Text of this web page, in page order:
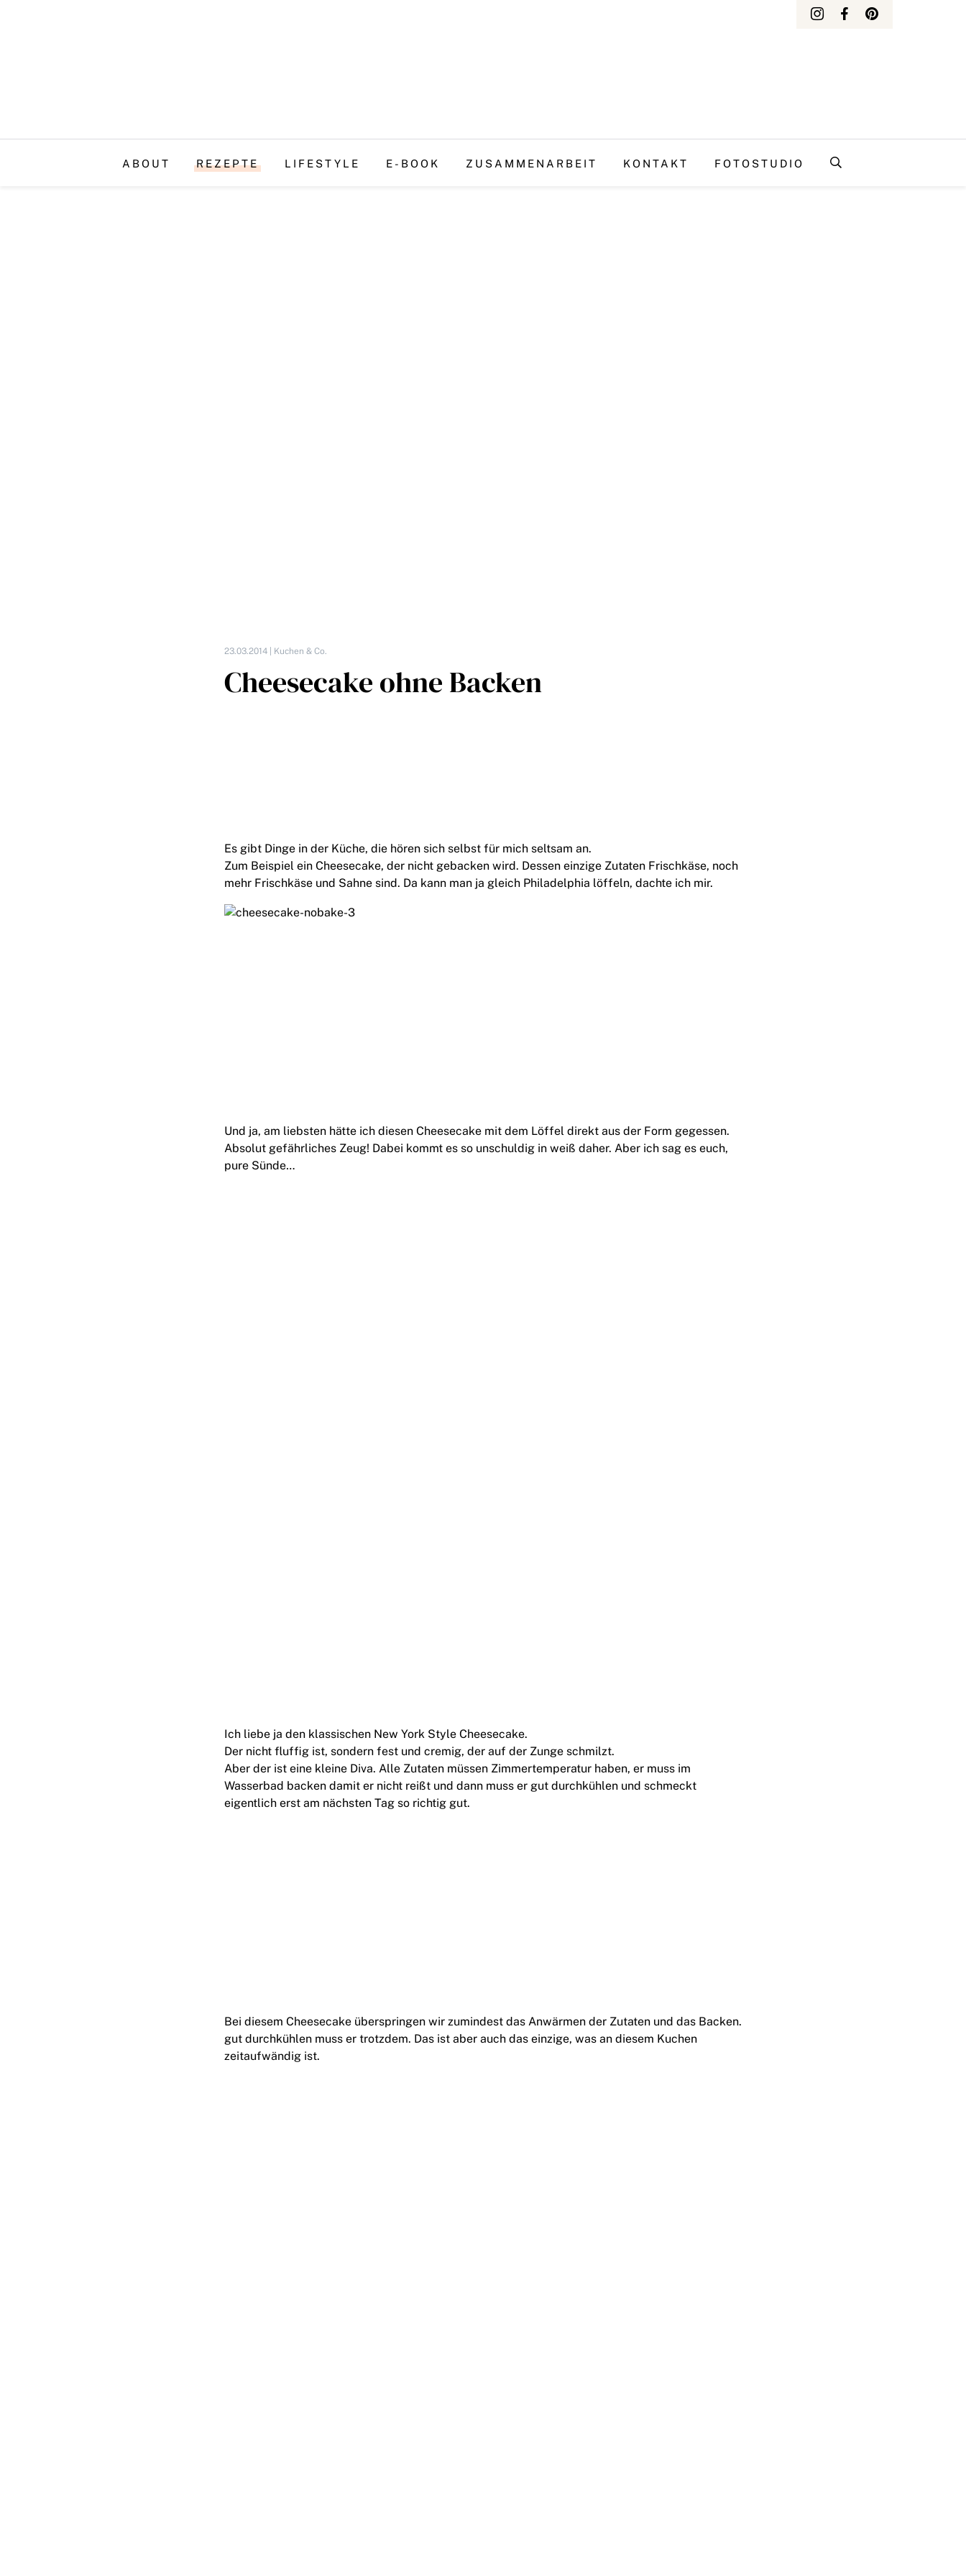
ABOUT REZEPTE LIFESTYLE E-BOOK ZUSAMMENARBEIT KONTAKT FOTOSTUDIO
23.03.2014 | Kuchen & Co.
Cheesecake ohne Backen
Es gibt Dinge in der Küche, die hören sich selbst für mich seltsam an.
Zum Beispiel ein Cheesecake, der nicht gebacken wird. Dessen einzige Zutaten Frischkäse, noch
mehr Frischkäse und Sahne sind. Da kann man ja gleich Philadelphia löffeln, dachte ich mir.
Und ja, am liebsten hätte ich diesen Cheesecake mit dem Löffel direkt aus der Form gegessen.
Absolut gefährliches Zeug! Dabei kommt es so unschuldig in weiß daher. Aber ich sag es euch,
pure Sünde…
Ich liebe ja den klassischen New York Style Cheesecake.
Der nicht fluffig ist, sondern fest und cremig, der auf der Zunge schmilzt.
Aber der ist eine kleine Diva. Alle Zutaten müssen Zimmertemperatur haben, er muss im
Wasserbad backen damit er nicht reißt und dann muss er gut durchkühlen und schmeckt
eigentlich erst am nächsten Tag so richtig gut.
Bei diesem Cheesecake überspringen wir zumindest das Anwärmen der Zutaten und das Backen.
gut durchkühlen muss er trotzdem. Das ist aber auch das einzige, was an diesem Kuchen
zeitaufwändig ist.